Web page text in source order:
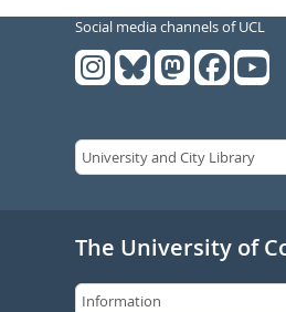
Social media channels of UCL
The University of